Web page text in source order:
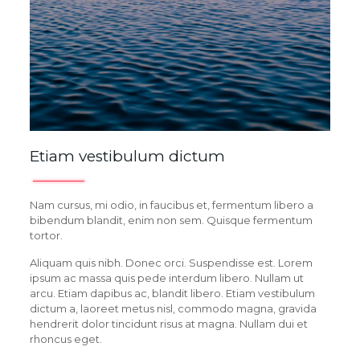
Etiam vestibulum dictum
Nam cursus, mi odio, in faucibus et, fermentum libero a
bibendum blandit, enim non sem. Quisque fermentum
tortor.
Aliquam quis nibh. Donec orci. Suspendisse est. Lorem
ipsum ac massa quis pede interdum libero. Nullam ut
arcu. Etiam dapibus ac, blandit libero. Etiam vestibulum
dictum a, laoreet metus nisl, commodo magna, gravida
hendrerit dolor tincidunt risus at magna. Nullam dui et
rhoncus eget.